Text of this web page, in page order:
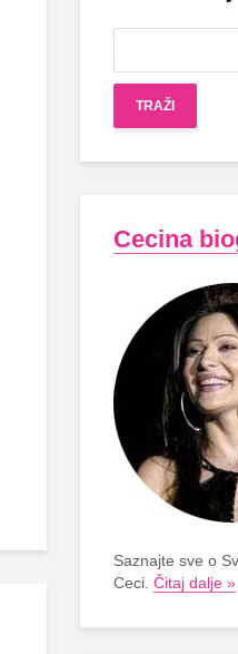
Cecina
Saznajte sve o
Ceci. Čitaj dalje »